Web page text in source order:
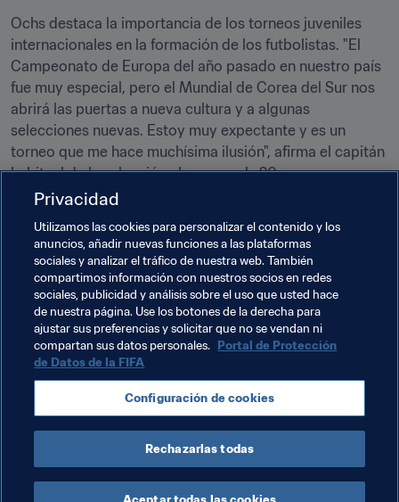
Ochs destaca la importancia de los torneos juveniles
internacionales en la formación de los futbolistas. "El
Campeonato de Europa del año pasado en nuestro país
fue muy especial, pero el Mundial de Corea del Sur nos
abrirá las puertas a nueva cultura y a algunas
selecciones nuevas. Estoy muy expectante y es un
torneo que me hace muchísima ilusión", afirma el capitán
habitual de la selección alemana sub-20.
"Me considero un capitán tanto dentro como fuera de la
cancha. Como tal, es mi deber integrar, alentar y ayudar
a aquellos que han llegado al equipo este año", explica
sobre su papel dentro de la selección, a la que describe
en estos términos: "Todos nos apoyamos mutuamente y
lo damos todo en el campo por nuestros compañeros".
Temas relacionados
Competiciones Alemania UEFA
Privacidad
Utilizamos las cookies para personalizar el contenido y los
anuncios, añadir nuevas funciones a las plataformas
sociales y analizar el tráfico de nuestra web. También
compartimos información con nuestros socios en redes
sociales, publicidad y análisis sobre el uso que usted hace
de nuestra página. Use los botones de la derecha para
ajustar sus preferencias y solicitar que no se vendan ni
compartan sus datos personales. Portal de Protección
de Datos de la FIFA
Configuración de cookies
Rechazarlas todas